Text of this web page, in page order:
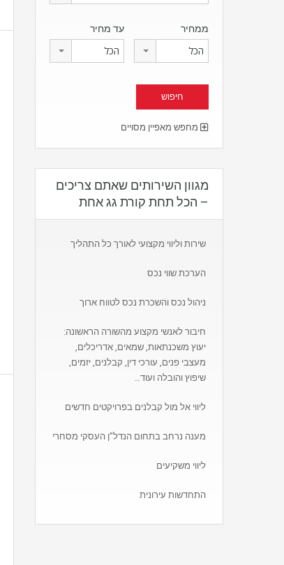
ממחיר
הכל
עד מחיר
הכל
מחפש מאפיין מסויים
מגוון השירותים שאתם צריכים
– הכל תחת קורת גג אחת
שירות וליווי מקצועי לאורך כל התהליך
הערכת שווי נכס
ניהול נכס והשכרת נכס לטווח ארוך
חיבור לאנשי מקצוע מהשורה הראשונה:
יעוץ משכנתאות, שמאים, אדריכלים,
מעצבי פנים, עורכי דין, קבלנים, יזמים,
שיפוץ והובלה ועוד…
ליווי אל מול קבלנים בפרויקטים חדשים
מענה נרחב בתחום הנדל”ן העסקי מסחרי
ליווי משקיעים
התחדשות עירונית